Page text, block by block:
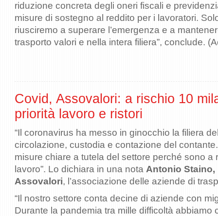
riduzione concreta degli oneri fiscali e
misure di sostegno al reddito per i lavoratori.
riusciremo a superare l’emergenza e a
trasporto valori e nella intera filiera”, conclude.
Covid, Assovalori: a rischio 10
priorità lavoro e ristori
“Il coronavirus ha messo in ginocchio la filiera
circolazione, custodia e contazione del
misure chiare a tutela del settore perché sono a
lavoro”. Lo dichiara in una nota Antonio
Assovalori, l’associazione delle aziende di
“Il nostro settore conta decine di aziende con
Durante la pandemia tra mille difficoltà abbiamo